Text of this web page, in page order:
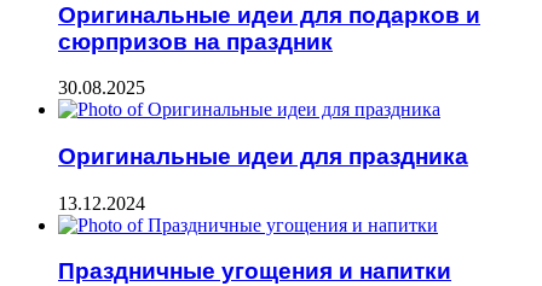
Оригинальные идеи для подарков и
сюрпризов на праздник
30.08.2025
Оригинальные идеи для праздника
13.12.2024
Праздничные угощения и напитки